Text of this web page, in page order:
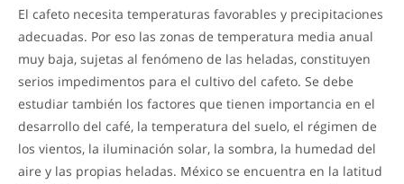
El cafeto necesita temperaturas favorables y precipitaciones
adecuadas. Por eso las zonas de temperatura media anual
muy baja, sujetas al fenómeno de las heladas, constituyen
serios impedimentos para el cultivo del cafeto. Se debe
estudiar también los factores que tienen importancia en el
desarrollo del café, la temperatura del suelo, el régimen de
los vientos, la iluminación solar, la sombra, la humedad del
aire y las propias heladas. México se encuentra en la latitud